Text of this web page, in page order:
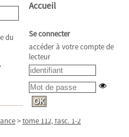
du
>tome 112, fasc. 1-2
Accueil
Se connecter
accéder à votre compte de
lecteur